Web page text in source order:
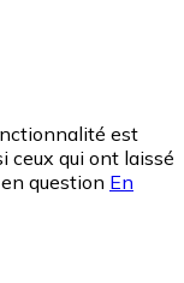
est
ceux qui ont laissé
question En